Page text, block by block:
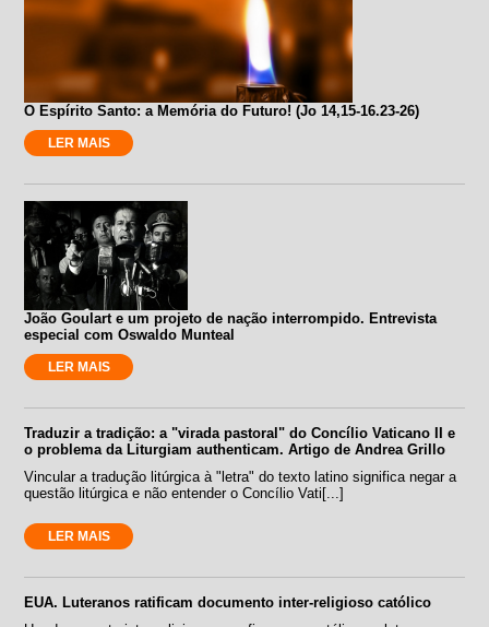
O Espírito Santo: a Memória do Futuro! (Jo 14,15-16.23-26)
LER MAIS
João Goulart e um projeto de nação interrompido. Entrevista
especial com Oswaldo Munteal
LER MAIS
Traduzir a tradição: a "virada pastoral" do Concílio Vaticano II e
o problema da Liturgiam authenticam. Artigo de Andrea Grillo
Vincular a tradução litúrgica à "letra" do texto latino significa negar a
questão litúrgica e não entender o Concílio Vati[...]
LER MAIS
EUA. Luteranos ratificam documento inter-religioso católico